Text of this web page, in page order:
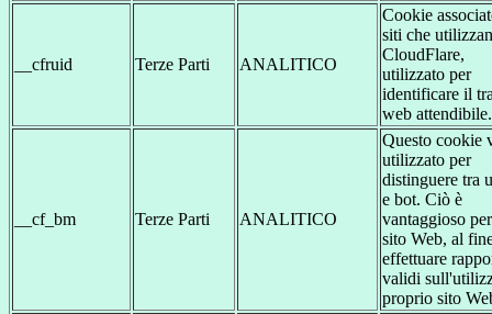
__cfruid Terze Parti ANALITICO
Cookie
siti che
CloudFlare,
utilizzato per
identificare il
web attendibile.
__cf_bm Terze Parti ANALITICO
Questo cookie
utilizzato per
distinguere tra
e bot. Ciò è
vantaggioso
sito Web, al
effettuare
validi
proprio sito